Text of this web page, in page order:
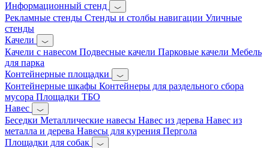
Информационный стенд
Рекламные стенды Стенды и столбы навигации Уличные
стенды
Качели
Качели с навесом Подвесные качели Парковые качели Мебель
для парка
Контейнерные площадки
Контейнерные шкафы Контейнеры для раздельного сбора
мусора Площадки ТБО
Навес
Беседки Металлические навесы Навес из дерева Навес из
металла и дерева Навесы для курения Пергола
Площадки для собак